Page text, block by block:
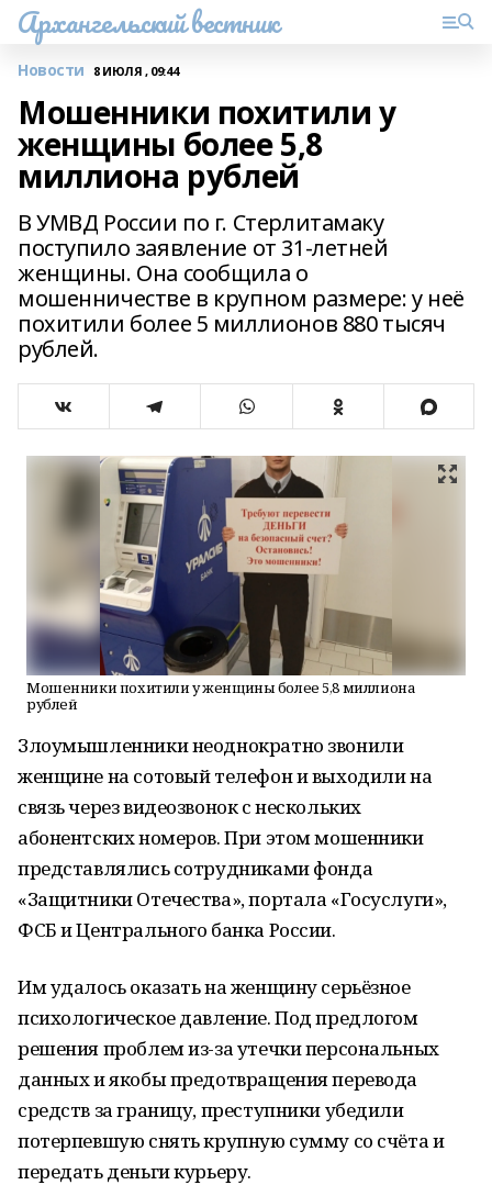
Архангельский вестник
Новости 8 ИЮЛЯ , 09:44
Мошенники похитили у
женщины более 5,8
миллиона рублей
В УМВД России по г. Стерлитамаку
поступило заявление от 31-летней
женщины. Она сообщила о
мошенничестве в крупном размере: у неё
похитили более 5 миллионов 880 тысяч
рублей.
Мошенники похитили у женщины более 5,8 миллиона
рублей
Злоумышленники неоднократно звонили
женщине на сотовый телефон и выходили на
связь через видеозвонок с нескольких
абонентских номеров. При этом мошенники
представлялись сотрудниками фонда
«Защитники Отечества», портала «Госуслуги»,
ФСБ и Центрального банка России.
Им удалось оказать на женщину серьёзное
психологическое давление. Под предлогом
решения проблем из-за утечки персональных
данных и якобы предотвращения перевода
средств за границу, преступники убедили
потерпевшую снять крупную сумму со счёта и
передать деньги курьеру.